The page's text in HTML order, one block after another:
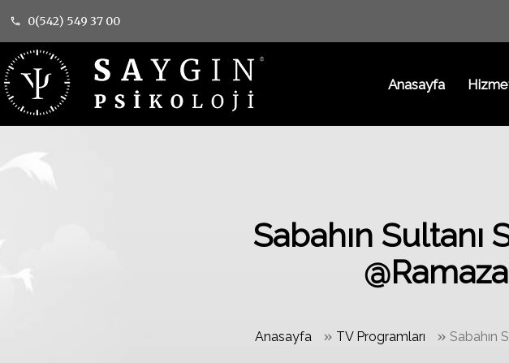
0(542) 549 37 00
Anasayfa
Sabahın Sultanı
Anasayfa » TV Programları » Sabahın